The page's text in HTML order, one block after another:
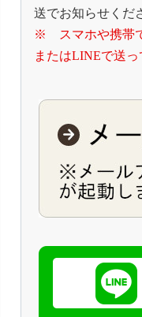
送でお知らせくだ
※ スマホや携帯
またはLINEで送っ